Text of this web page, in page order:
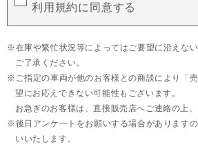
利用規約に同意する
在庫や繁忙状況等によってはご要望に沿えな
ご了承ください。
ご指定の車両が他のお客様との商談により「
望にお応えできない可能性もございます。
お急ぎのお客様は、直接販売店へご連絡の上
後日アンケ―トをお願いする場合があります
いいたします。